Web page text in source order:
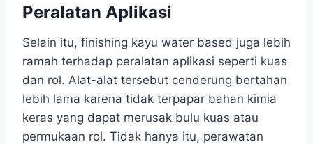
Peralatan Aplikasi
Selain itu, finishing kayu water based juga lebih
ramah terhadap peralatan aplikasi seperti kuas
dan rol. Alat-alat tersebut cenderung bertahan
lebih lama karena tidak terpapar bahan kimia
keras yang dapat merusak bulu kuas atau
permukaan rol. Tidak hanya itu, perawatan